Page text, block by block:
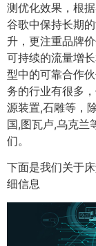
测优化效果，根
谷歌中保持长期
升，更注重品牌
可持续的流量增
型中的可靠合作
务的行业有很多
源装置,石雕等，
国,图瓦卢,乌克兰
们。
下面是我们关于
细信息